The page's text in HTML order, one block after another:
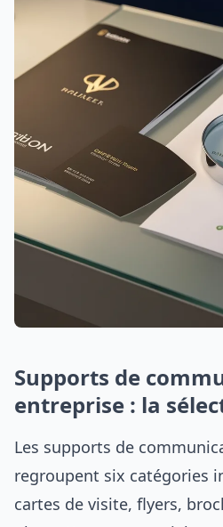
Supports de
entreprise : la
Les supports de
regroupent six catégories
cartes de visite, flyers,